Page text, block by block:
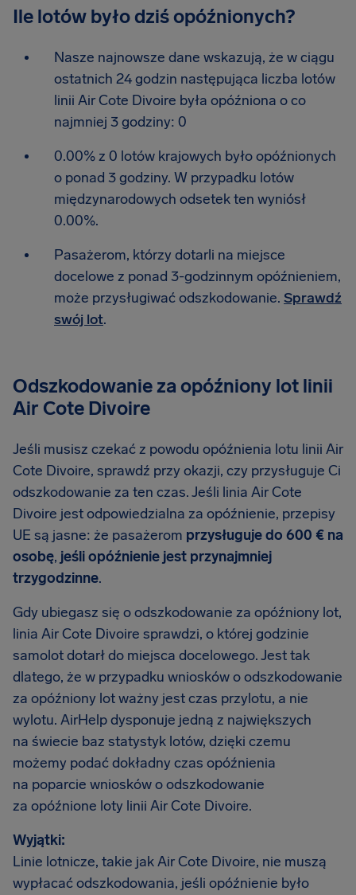
Ile lotów było dziś opóźnionych?
Nasze najnowsze dane wskazują, że w ciągu
ostatnich 24 godzin następująca liczba lotów
linii Air Cote Divoire była opóźniona o co
najmniej 3 godziny: 0
0.00% z 0 lotów krajowych było opóźnionych
o ponad 3 godziny. W przypadku lotów
międzynarodowych odsetek ten wyniósł
0.00%.
Pasażerom, którzy dotarli na miejsce
docelowe z ponad 3-godzinnym opóźnieniem,
może przysługiwać odszkodowanie. Sprawdź
swój lot.
Odszkodowanie za opóźniony lot linii
Air Cote Divoire
Jeśli musisz czekać z powodu opóźnienia lotu linii Air
Cote Divoire, sprawdź przy okazji, czy przysługuje Ci
odszkodowanie za ten czas. Jeśli linia Air Cote
Divoire jest odpowiedzialna za opóźnienie, przepisy
UE są jasne: że pasażerom przysługuje do 600 € na
osobę, jeśli opóźnienie jest przynajmniej
trzygodzinne.
Gdy ubiegasz się o odszkodowanie za opóźniony lot,
linia Air Cote Divoire sprawdzi, o której godzinie
samolot dotarł do miejsca docelowego. Jest tak
dlatego, że w przypadku wniosków o odszkodowanie
za opóźniony lot ważny jest czas przylotu, a nie
wylotu. AirHelp dysponuje jedną z największych
na świecie baz statystyk lotów, dzięki czemu
możemy podać dokładny czas opóźnienia
na poparcie wniosków o odszkodowanie
za opóźnione loty linii Air Cote Divoire.
Wyjątki:
Linie lotnicze, takie jak Air Cote Divoire, nie muszą
wypłacać odszkodowania, jeśli opóźnienie było